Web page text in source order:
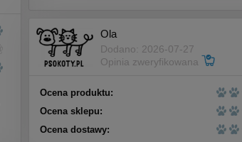
Ola
Dodano: 2026-07-27
Opinia zweryfikowana
Ocena produktu:
Ocena sklepu:
Ocena dostawy: